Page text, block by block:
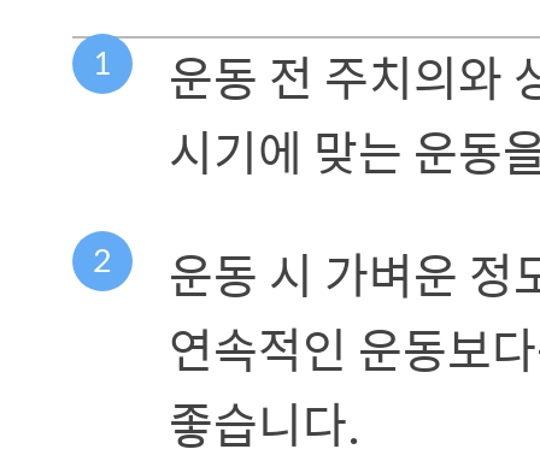
1
운동 전 주치의와
시기에 맞는 운동
2
운동 시 가벼운 정
연속적인 운동보
좋습니다.